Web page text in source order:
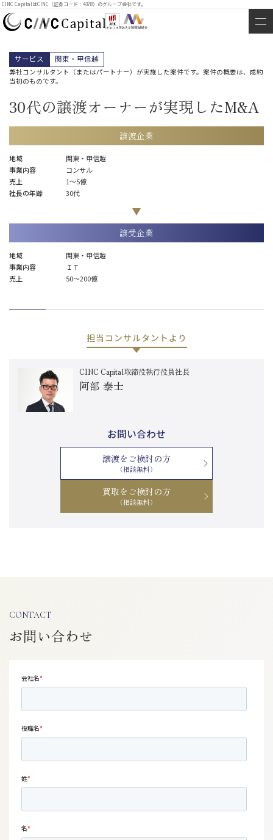
CINC CapitalはCINC（証券コード：4378）のグループ会社です。
サービス 関東・甲信越
弊社コンサルタント（またはパートナー）が実施した案件です。案件の概要は、成約
当初のものです。
30代の譲渡オーナーが実現したM&A
譲渡企業
地域
関東・甲信越
事業内容
コンサル
売上
1〜5億
社長の年齢
30代
譲受企業
地域
関東・甲信越
事業内容
ＩＴ
売上
50～200億
担当コンサルタントより
CINC Capital取締役執行役員社長
阿部 泰士
お問い合わせ
譲渡をご検討の方
（相談無料）
買取をご検討の方
（相談無料）
CONTACT
お問い合わせ